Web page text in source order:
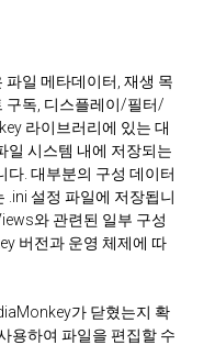
일 메타데이터, 재생 목
구독, 디스플레이/필터/
라이브러리에 있는 대
일 시스템 내에 저장되는
. 대부분의 구성 데이터
.ini 설정 파일에 저장됩니
와 관련된 일부 구성
버전과 운영 체제에 따
가 닫혔는지 확
용하여 파일을 편집할 수